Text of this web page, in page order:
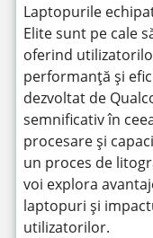
Laptopurile
Elite sunt pe cale
oferind
performanță și
dezvoltat de
semnificativ în
procesare și
un proces de
voi explora
laptopuri și
utilizatorilor.